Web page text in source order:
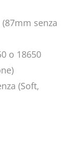
senza
o 18650
(Soft,